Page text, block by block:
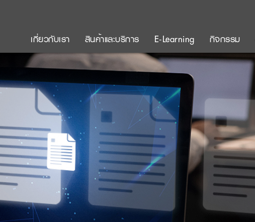
เกี่ยวกับเรา สินค้าและบริการ E-Learning กิจกรรม